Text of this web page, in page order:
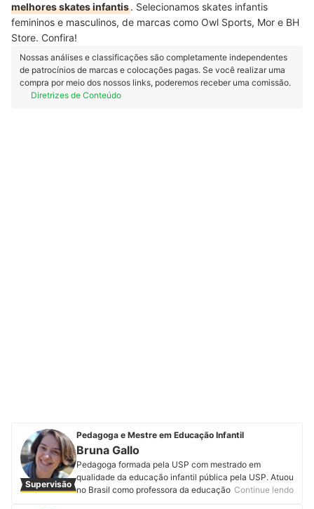
melhores skates infantis. Selecionamos skates infantis
femininos e masculinos, de marcas como Owl Sports, Mor e BH
Store. Confira!
Nossas análises e classificações são completamente independentes
de patrocínios de marcas e colocações pagas. Se você realizar uma
compra por meio dos nossos links, poderemos receber uma comissão.
Diretrizes de Conteúdo
Supervisão
Pedagoga e Mestre em Educação Infantil
Bruna Gallo
Pedagoga formada pela USP com mestrado em
qualidade da educação infantil pública pela USP. Atuou
no Brasil como professora da educação infantil e séries
Continue lendo